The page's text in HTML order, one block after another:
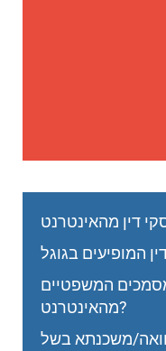
המשפטיים
מהאינטרנט?
משכנתא בשל